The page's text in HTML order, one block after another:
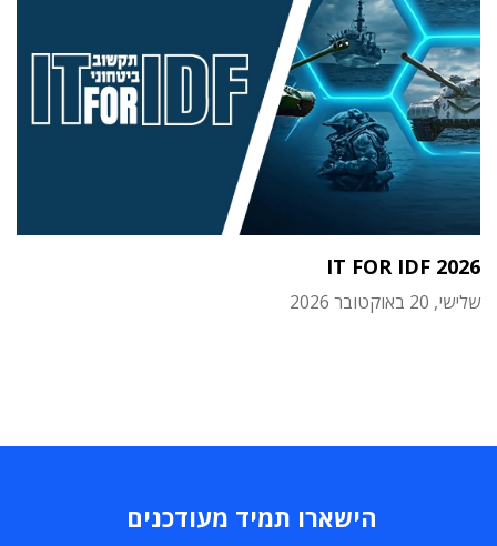
IT FOR IDF 2026
שלישי, 20 באוקטובר 2026
הישארו תמיד מעודכנים